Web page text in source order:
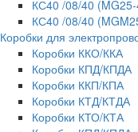
КС40 /08/40
КС40 /08/40
Коробки для
Коробки ККО/ККА
Коробки КПД/КПДА
Коробки ККП/КПА
Коробки КТД/КТДА
Коробки КТО/КТА